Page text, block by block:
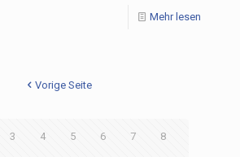
Mehr lesen
Vorige Seite
3 4 5 6 7 8